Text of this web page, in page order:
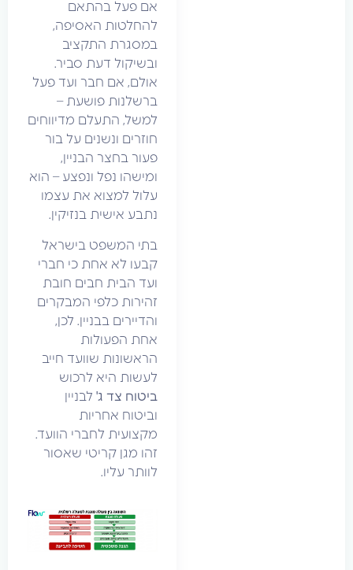
אם פעל בהתאם
להחלטות האסיפה,
במסגרת התקציב
ובשיקול דעת סביר.
אולם, אם חבר ועד פעל
ברשלנות פושעת –
למשל, התעלם מדיווחים
חוזרים ונשנים על בור
פעור בחצר הבניין,
ומישהו נפל ונפצע – הוא
עלול למצוא את עצמו
נתבע אישית בנזיקין.
בתי המשפט בישראל
קבעו לא אחת כי חברי
ועד הבית חבים חובת
זהירות כלפי המבקרים
והדיירים בבניין. לכן,
אחת הפעולות
הראשונות שוועד חייב
לעשות היא לרכוש
לבניין
וביטוח אחריות
מקצועית לחברי הוועד.
זהו מגן קריטי שאסור